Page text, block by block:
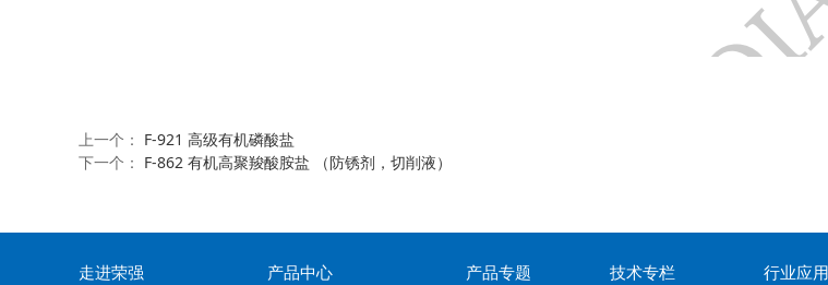
上一个： F-921 高级有机磷酸盐
下一个： F-862 有机高聚羧酸胺盐 （防锈剂，切削液）
走进荣强 产品中心 产品专题 技术专栏 行业应用